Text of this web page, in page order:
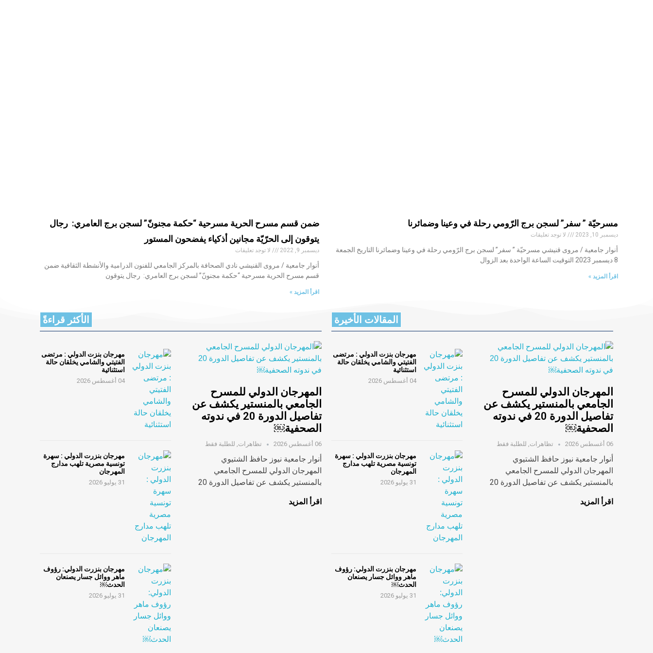
مسرحيّة ” سفر” لسجن برج الرّومي رحلة في وعينا وضمائرنا
ديسمبر 10, 2023 لا توجد تعليقات
أنوار جامعية / مروى قنيشي مسرحيّة ” سفر” لسجن برج الرّومي رحلة في وعينا وضمائرنا التاريخ الجمعة
8 ديسمبر 2023 التوقيت الساعة الواحدة بعد الزوال
اقرأ المزيد »
ضمن قسم مسرح الحرية مسرحية “حكمة مجنونّ” لسجن برج العامري: رجال
يتوقون إلى الحرّيّة مجانين أذكياء يفضحون المستور
ديسمبر 9, 2022 لا توجد تعليقات
أنوار جامعية / مروى القنيشي نادي الصحافة بالمركز الجامعي للفنون الدرامية والأنشطة الثقافية ضمن
قسم مسرح الحرية مسرحية “حكمة مجنونّ” لسجن برج العامري: رجال يتوقون
اقرأ المزيد »
المقالات الأخيرة
المهرجان الدولي للمسرح
الجامعي بالمنستير يكشف عن
تفاصيل الدورة 20 في ندوته
الصحفية￼
06 أغسطس 2026 تظاهرات, للطلبة فقط
أنوار جامعية نيوز حافظ الشتيوي
المهرجان الدولي للمسرح الجامعي
بالمنستير يكشف عن تفاصيل الدورة 20
اقرأ المزيد
مهرجان بنزت الدولي : مرتضى
الفتيتي والشامي يخلقان حالة
استثنائية
04 أغسطس 2026
مهرجان بنزرت الدولي : سهرة
تونسية مصرية تلهب مدارج
المهرجان
31 يوليو 2026
مهرجان بنزرت الدولي: رؤوف
ماهر ووائل جسار يصنعان
الحدث￼
31 يوليو 2026
الأكثر قراءةً
المهرجان الدولي للمسرح
الجامعي بالمنستير يكشف عن
تفاصيل الدورة 20 في ندوته
الصحفية￼
06 أغسطس 2026 تظاهرات, للطلبة فقط
أنوار جامعية نيوز حافظ الشتيوي
المهرجان الدولي للمسرح الجامعي
بالمنستير يكشف عن تفاصيل الدورة 20
اقرأ المزيد
مهرجان بنزت الدولي : مرتضى
الفتيتي والشامي يخلقان حالة
استثنائية
04 أغسطس 2026
مهرجان بنزرت الدولي : سهرة
تونسية مصرية تلهب مدارج
المهرجان
31 يوليو 2026
مهرجان بنزرت الدولي: رؤوف
ماهر ووائل جسار يصنعان
الحدث￼
31 يوليو 2026